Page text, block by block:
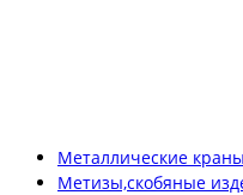
Металлические
Метизы,скобяные